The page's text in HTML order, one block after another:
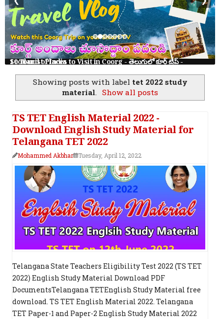
10 Tourist Places to Visit in Coorg - తెలుగులో కూర్గ్ ట్రిప్ - Scotland of India
Showing posts with label tet 2022 study
material. Show all posts
TS TET English Material 2022 -
Download English Study Material for
Telangana TET 2022
Mohammed Akbhar Tuesday, April 12, 2022
Telangana State Teachers Eligibility Test 2022 (TS TET
2022) English Study Material Download PDF
DocumentsTelangana TETEnglish Study Material free
download. TS TET English Material 2022. Telangana
TET Paper-1 and Paper-2 English Study Material 2022